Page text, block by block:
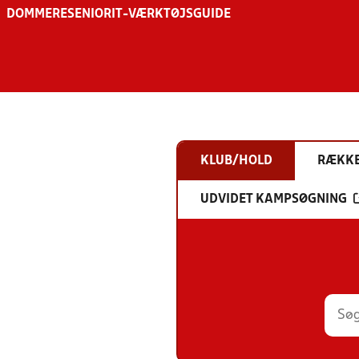
DOMMERESENIOR IT-VÆRKTØJSGUIDE
KLUB/HOLD
UDVIDET KAMPSØGNING